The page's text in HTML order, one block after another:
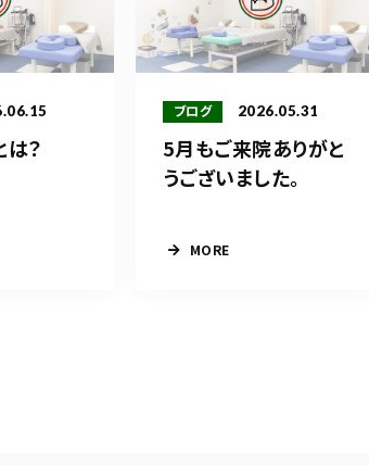
？
ブログ 2026.05.31
5月もご来院ありがと
うございました。
MORE